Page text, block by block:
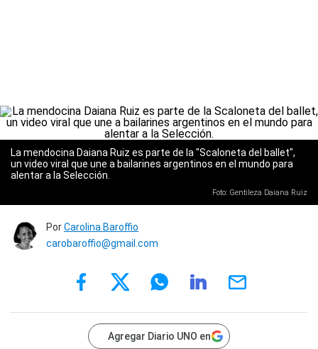
La mendocina Daiana Ruiz es parte de la "Scaloneta del ballet",
un video viral que une a bailarines argentinos en el mundo para
alentar a la Selección.
Foto: Gentileza Daiana Ruiz
PorCarolina Baroffio
carobaroffio@gmail.com
Agregar Diario UNO en